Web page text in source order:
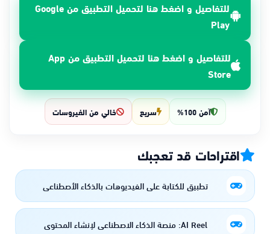
للتفاصيل و اضغط هنا لتحميل التطبيق من Google
Play
للتفاصيل و اضغط هنا لتحميل التطبيق من App
Store
آمن 100% سريع خالي من الفيروسات
اقتراحات قد تعجبك
تطبيق للكتابة علي الفيديوهات بالذكاء الأصطناعي
AI Reel: منصة الذكاء الاصطناعي لإنشاء المحتوى